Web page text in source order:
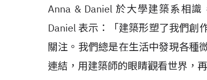
Anna & Daniel 於大學建築系相
Daniel 表示：「建築形塑了我們創
關注。我們總是在生活中發現各種
連結，用建築師的眼睛觀看世界，